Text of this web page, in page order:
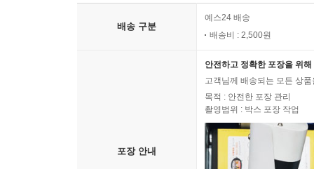
배송 구분
예스24 배송
배송비 : 2,500원
포장 안내
안전하고 정확한 포장을 위
고객님께 배송되는 모든 상
목적 : 안전한 포장 관리
촬영범위 : 박스 포장 작업